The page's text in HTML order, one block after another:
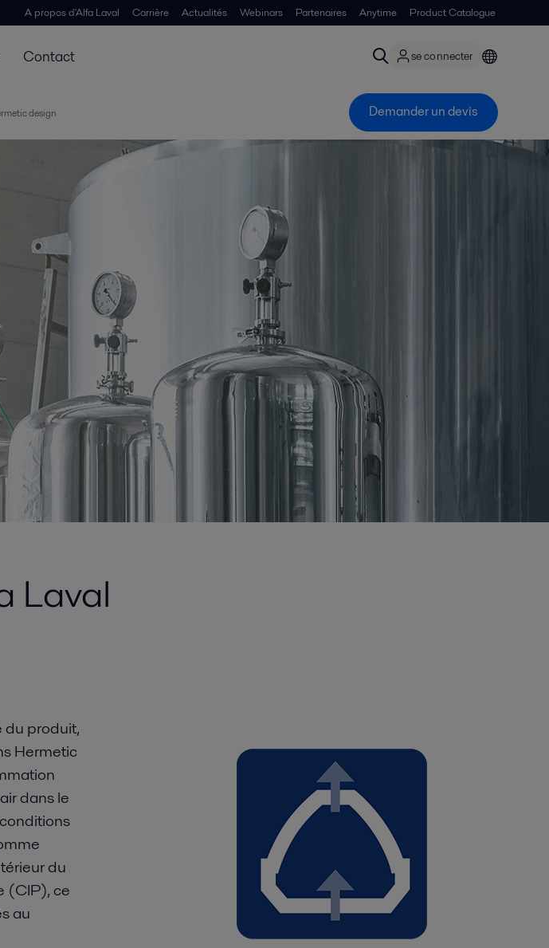
A propos d'Alfa Laval Carrière Actualités Webinars Partenaires Anytime Product Catalogue
Contact se connecter
design Demander un devis
Laval
du produit,
Hermetic
dans le
du
(CIP), ce
au